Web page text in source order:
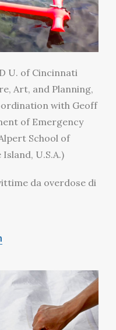
U. of Cincinnati
Art, and Planning,
with Geoff
of Emergency
School of
U.S.A.)
da overdose di